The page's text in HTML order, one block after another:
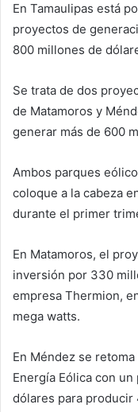
En Tamaulipas está
proyectos de
800 millones de
Se trata de dos
de Matamoros y
generar más de 600
Ambos parques
coloque a la cabeza
durante el primer
En Matamoros, el
inversión por 330
empresa Thermion,
mega watts.
En Méndez se
Energía Eólica con
dólares para producir